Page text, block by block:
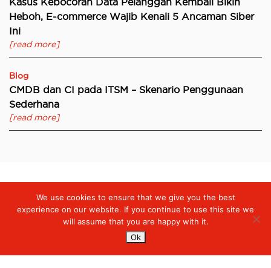
Heboh, E-commerce Wajib Kenali 5 Ancaman Siber
Ini
[read more]
Blog
CMDB dan CI pada ITSM – Skenario Penggunaan
Sederhana
[read more]
We use cookies to ensure that we give you the best
experience on our website. If you continue to use this site we
will assume that you are happy with it.
Ok
Digiserve »Pertumbuhan Ekonomi Menjadi Momentum Tepat
untuk Berinvestasi di Sektor TIK
Managed Cloud Services